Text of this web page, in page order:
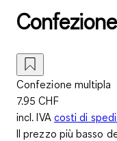
Confezione multipla
7.95 CHF
incl. IVA costi di
Il prezzo più basso